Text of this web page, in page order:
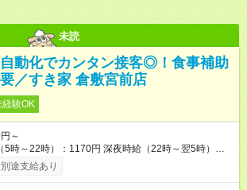
未読
動化でカンタン接客◎！食事補助
／すき家 倉敷宮前店
経験OK
～
5時～22時）：1170円 深夜時給（22時～翌5時）：
円 【特別手当】早朝手当（5：00-9：
あり 試用期間の長さ：1
途支給あり